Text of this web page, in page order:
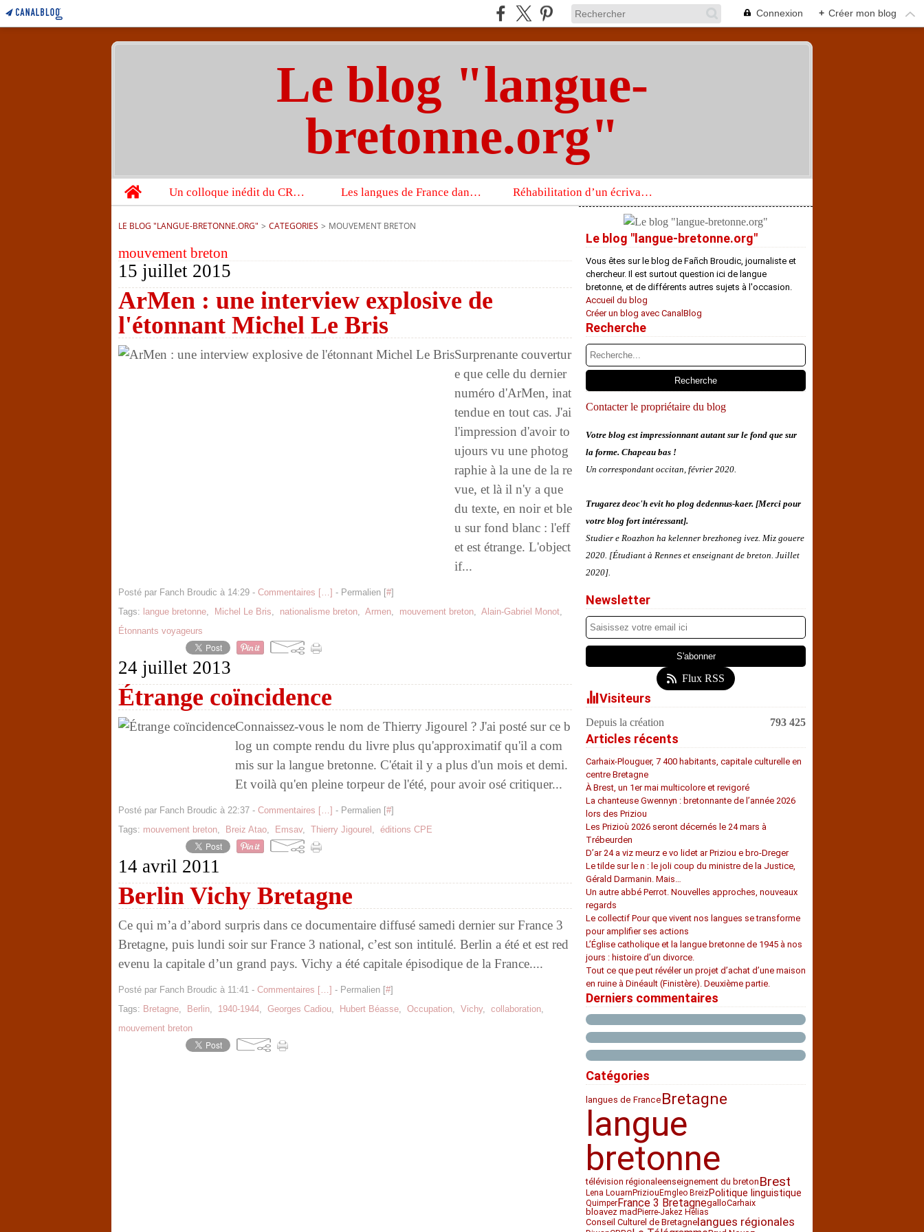
Connexion + Créer mon blog
Le blog "langue-
bretonne.org"
Home
Un colloque inédit du CRBC sur les victimes de l’année 1944 Les langues de France dans un imposant ouvrage sur la langue française que publient les Presses universitaires d’Oxford Réhabilitation d’un écrivain de langue bretonne aujourd’hui mal connu et méconnu
LE BLOG "LANGUE-BRETONNE.ORG" > CATEGORIES > MOUVEMENT BRETON
mouvement breton
15 juillet 2015
ArMen : une interview explosive de
l'étonnant Michel Le Bris
Surprenante couvertur
e que celle du dernier
numéro d'ArMen, inat
tendue en tout cas. J'ai
l'impression d'avoir to
ujours vu une photog
raphie à la une de la re
vue, et là il n'y a que
du texte, en noir et ble
u sur fond blanc : l'eff
et est étrange. L'object
if...
Posté par Fanch Broudic à 14:29 - Commentaires […] - Permalien [#]
Tags: langue bretonne, Michel Le Bris, nationalisme breton, Armen, mouvement breton, Alain-Gabriel Monot,
Étonnants voyageurs
24 juillet 2013
Étrange coïncidence
Connaissez-vous le nom de Thierry Jigourel ? J'ai posté sur ce b
log un compte rendu du livre plus qu'approximatif qu'il a com
mis sur la langue bretonne. C'était il y a plus d'un mois et demi.
Et voilà qu'en pleine torpeur de l'été, pour avoir osé critiquer...
Posté par Fanch Broudic à 22:37 - Commentaires […] - Permalien [#]
Tags: mouvement breton, Breiz Atao, Emsav, Thierry Jigourel , éditions CPE
14 avril 2011
Berlin Vichy Bretagne
Ce qui m’a d’abord surpris dans ce documentaire diffusé samedi dernier sur France 3
Bretagne, puis lundi soir sur France 3 national, c’est son intitulé. Berlin a été et est red
evenu la capitale d’un grand pays. Vichy a été capitale épisodique de la France....
Posté par Fanch Broudic à 11:41 - Commentaires […] - Permalien [#]
Tags: Bretagne, Berlin, 1940-1944, Georges Cadiou, Hubert Béasse, Occupation, Vichy, collaboration,
mouvement breton
Le blog "langue-bretonne.org"
Vous êtes sur le blog de Fañch Broudic, journaliste et
chercheur. Il est surtout question ici de langue
bretonne, et de différents autres sujets à l'occasion.
Accueil du blog
Créer un blog avec CanalBlog
Recherche
Contacter le propriétaire du blog
Votre blog est impressionnant autant sur le fond que sur
la forme. Chapeau bas !
Un correspondant occitan, février 2020.
Trugarez deoc'h evit ho plog dedennus-kaer. [Merci pour
votre blog fort intéressant].
Studier e Roazhon ha kelenner brezhoneg ivez. Miz gouere
2020. [Étudiant à Rennes et enseignant de breton. Juillet
2020].
Newsletter
Flux RSS
Visiteurs
Depuis la création 793 425
Articles récents
Carhaix-Plouguer, 7 400 habitants, capitale culturelle en
centre Bretagne
À Brest, un 1er mai multicolore et revigoré
La chanteuse Gwennyn : bretonnante de l’année 2026
lors des Priziou
Les Prizioù 2026 seront décernés le 24 mars à
Trébeurden
D’ar 24 a viz meurz e vo lidet ar Priziou e bro-Dreger
Le tilde sur le n : le joli coup du ministre de la Justice,
Gérald Darmanin. Mais…
Un autre abbé Perrot. Nouvelles approches, nouveaux
regards
Le collectif Pour que vivent nos langues se transforme
pour amplifier ses actions
L’Église catholique et la langue bretonne de 1945 à nos
jours : histoire d’un divorce.
Tout ce que peut révéler un projet d’achat d’une maison
en ruine à Dinéault (Finistère). Deuxième partie.
Derniers commentaires
Catégories
langues de France Bretagne
langue
bretonne
télévision régionaleenseignement du breton Brest
Lena LouarnPriziou Emgleo BreizPolitique linguistique
QuimperFrance 3 BretagnegalloCarhaix
bloavez mad Pierre-Jakez Hélias
Conseil Culturel de Bretagnelangues régionales